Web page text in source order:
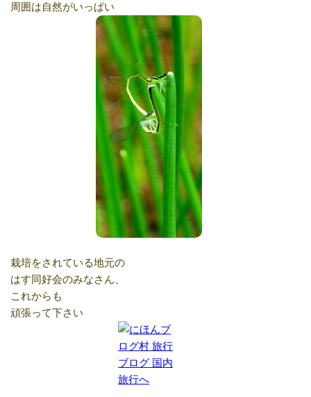
周囲は自然がいっぱい
栽培をされている地元の
はす同好会のみなさん、
これからも
頑張って下さい